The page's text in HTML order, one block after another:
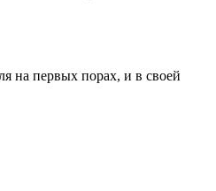
на первых порах, и в своей